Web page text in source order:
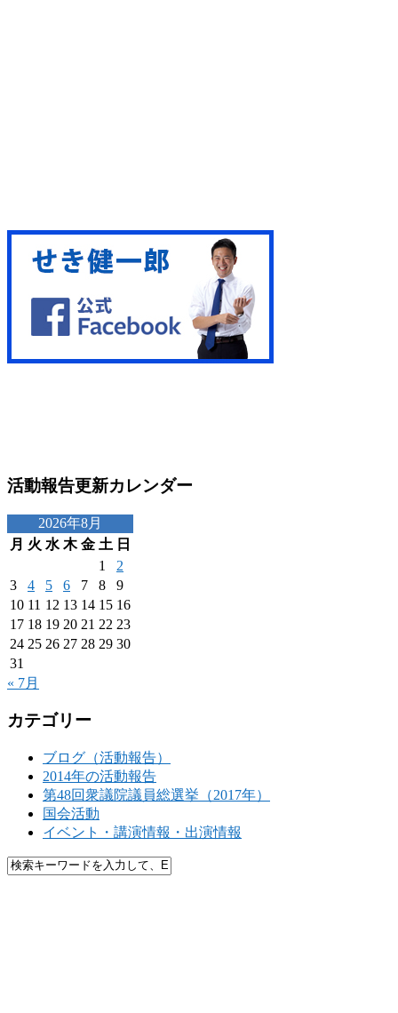
活動報告更新カレンダー
2026年8月
月 火 水 木 金 土 日
1
2
3
4 5 6 7 8
9
10 11 12 13 14 15 16
17 18 19 20 21 22 23
24 25 26 27 28 29 30
31
« 7月
カテゴリー
ブログ（活動報告）
2014年の活動報告
第48回衆議院議員総選挙（2017年）
国会活動
イベント・講演情報・出演情報